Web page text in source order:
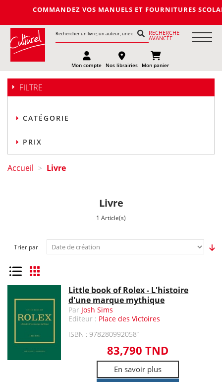
COMMANDEZ VOS MANUELS ET FOURNITURES
RECHERCHE
AVANCÉE
Mon compte Nos librairies Mon panier
FILTRE
CATÉGORIE
PRIX
Accueil > Livre
Livre
1 Article(s)
Trier par
Liste Grille
Little book of Rolex - L'histoire
d'une marque mythique
Par Josh Sims
Editeur : Place des Victoires
ISBN : 9782809920581
83,790 TND
En savoir plus